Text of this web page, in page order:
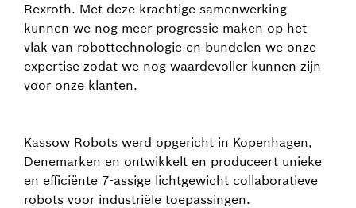
Rexroth. Met deze krachtige samenwerking
kunnen we nog meer progressie maken op het
vlak van robottechnologie en bundelen we onze
expertise zodat we nog waardevoller kunnen zijn
voor onze klanten.
Kassow Robots werd opgericht in Kopenhagen,
Denemarken en ontwikkelt en produceert unieke
en efficiënte 7-assige lichtgewicht collaboratieve
robots voor industriële toepassingen.